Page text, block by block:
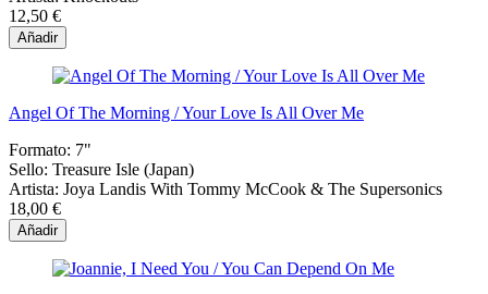
12,50 €
Añadir
Angel Of The Morning / Your Love Is All Over Me
Formato: 7"
Sello: Treasure Isle (Japan)
Artista: Joya Landis With Tommy McCook & The Supersonics
18,00 €
Añadir